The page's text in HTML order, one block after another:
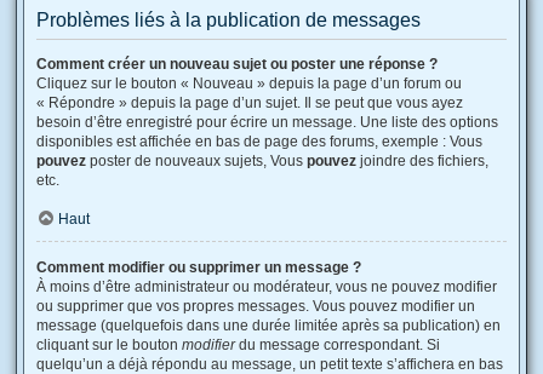
Problèmes liés à la publication de messages
Comment créer un nouveau sujet ou poster une réponse ?
Cliquez sur le bouton « Nouveau » depuis la page d’un forum ou
« Répondre » depuis la page d’un sujet. Il se peut que vous ayez
besoin d’être enregistré pour écrire un message. Une liste des options
disponibles est affichée en bas de page des forums, exemple : Vous
pouvez poster de nouveaux sujets, Vous pouvez joindre des fichiers,
etc.
Haut
Comment modifier ou supprimer un message ?
À moins d’être administrateur ou modérateur, vous ne pouvez modifier
ou supprimer que vos propres messages. Vous pouvez modifier un
message (quelquefois dans une durée limitée après sa publication) en
cliquant sur le bouton modifierdu message correspondant. Si
quelqu’un a déjà répondu au message, un petit texte s’affichera en bas